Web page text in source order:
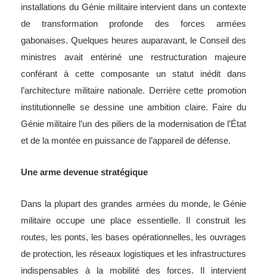
installations du Génie militaire intervient dans un contexte
de transformation profonde des forces armées
gabonaises. Quelques heures auparavant, le Conseil des
ministres avait entériné une restructuration majeure
conférant à cette composante un statut inédit dans
l’architecture militaire nationale. Derrière cette promotion
institutionnelle se dessine une ambition claire. Faire du
Génie militaire l’un des piliers de la modernisation de l’État
et de la montée en puissance de l’appareil de défense.
Une arme devenue stratégique
Dans la plupart des grandes armées du monde, le Génie
militaire occupe une place essentielle. Il construit les
routes, les ponts, les bases opérationnelles, les ouvrages
de protection, les réseaux logistiques et les infrastructures
indispensables à la mobilité des forces. Il intervient